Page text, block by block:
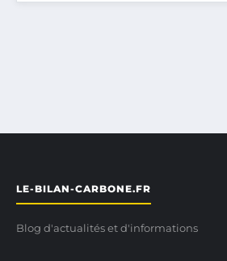
LE-BILAN-CARBONE.FR
Blog d'actualités et d'informations